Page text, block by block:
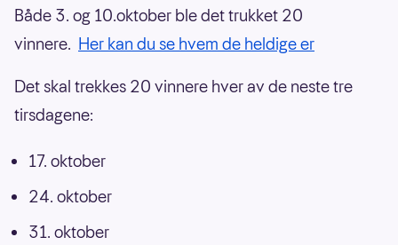
Både 3. og 10.oktober ble det trukket 20
vinnere. Her kan du se hvem de heldige er
Det skal trekkes 20 vinnere hver av de neste tre
tirsdagene:
17. oktober
24. oktober
31. oktober